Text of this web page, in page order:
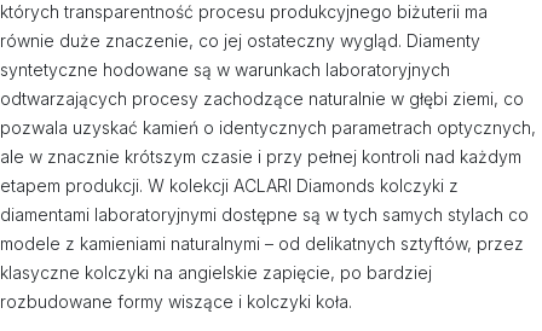
których transparentność procesu produkcyjnego biżuterii ma
równie duże znaczenie, co jej ostateczny wygląd. Diamenty
syntetyczne hodowane są w warunkach laboratoryjnych
odtwarzających procesy zachodzące naturalnie w głębi ziemi, co
pozwala uzyskać kamień o identycznych parametrach optycznych,
ale w znacznie krótszym czasie i przy pełnej kontroli nad każdym
etapem produkcji. W kolekcji ACLARI Diamonds kolczyki z
diamentami laboratoryjnymi dostępne są w tych samych stylach co
modele z kamieniami naturalnymi – od delikatnych sztyftów, przez
klasyczne kolczyki na angielskie zapięcie, po bardziej
rozbudowane formy wiszące i kolczyki koła.